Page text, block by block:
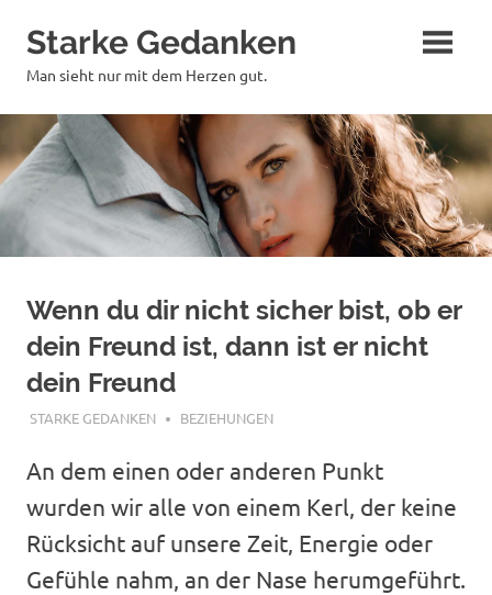
Inhalt
springen
Starke Gedanken
Man sieht nur mit dem Herzen gut.
Wenn du dir nicht sicher bist, ob er
dein Freund ist, dann ist er nicht
dein Freund
JUNI 15, 2019
STARKE GEDANKEN BEZIEHUNGEN
An dem einen oder anderen Punkt
wurden wir alle von einem Kerl, der keine
Rücksicht auf unsere Zeit, Energie oder
Gefühle nahm, an der Nase herumgeführt.